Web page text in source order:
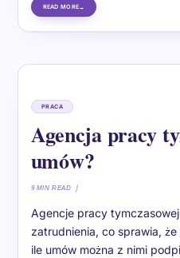
READ MORE
PRACA
Agencja pracy
umów?
9 MIN READ
Agencje pracy
zatrudnienia, co sprawia,
ile umów można z nimi